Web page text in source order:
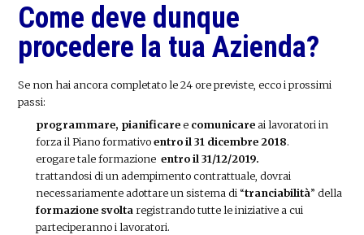
Come deve dunque
procedere la tua Azienda?
Se non hai ancora completato le 24 ore previste, ecco i prossimi
passi:
programmare, pianificareecomunicareai lavoratori in
forza il Piano formativoentro il 31 dicembre 2018.
erogare tale formazione entro il 31/12/2019.
trattandosi di un adempimento contrattuale, dovrai
necessariamente adottare un sistema di “tranciabilità” della
formazione svoltaregistrando tutte le iniziative a cui
parteciperanno i lavoratori.